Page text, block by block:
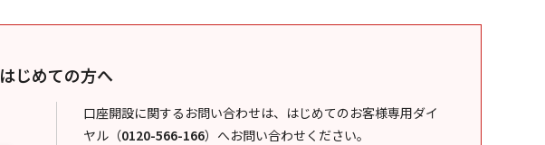
はじめての方へ
口座開設に関するお問い合わせは、はじめてのお客様専用ダイ
ヤル （0120-566-166） へお問い合わせください。